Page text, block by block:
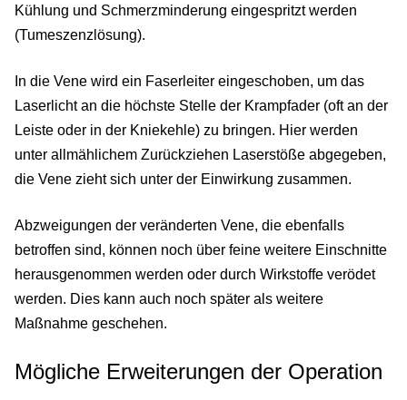
Kühlung und Schmerzminderung eingespritzt werden
(Tumeszenzlösung).
In die Vene wird ein Faserleiter eingeschoben, um das
Laserlicht an die höchste Stelle der Krampfader (oft an der
Leiste oder in der Kniekehle) zu bringen. Hier werden
unter allmählichem Zurückziehen Laserstöße abgegeben,
die Vene zieht sich unter der Einwirkung zusammen.
Abzweigungen der veränderten Vene, die ebenfalls
betroffen sind, können noch über feine weitere Einschnitte
herausgenommen werden oder durch Wirkstoffe verödet
werden. Dies kann auch noch später als weitere
Maßnahme geschehen.
Mögliche Erweiterungen der Operation